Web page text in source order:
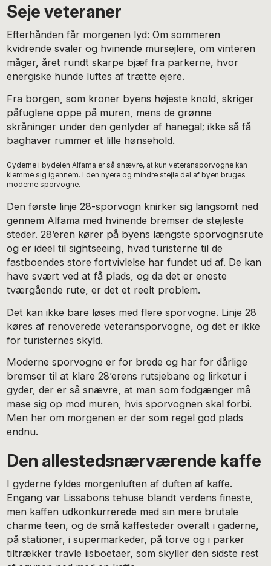
Seje veteraner
Efterhånden får morgenen lyd: Om sommeren
kvidrende svaler og hvinende mursejlere, om vinteren
måger, året rundt skarpe bjæf fra parkerne, hvor
energiske hunde luftes af trætte ejere.
Fra borgen, som kroner byens højeste knold, skriger
påfuglene oppe på muren, mens de grønne
skråninger under den genlyder af hanegal; ikke så få
baghaver rummer et lille hønsehold.
Gyderne i bydelen Alfama er så snævre, at kun veteransporvogne kan
klemme sig igennem. I den nyere og mindre stejle del af byen bruges
moderne sporvogne.
Den første linje 28-sporvogn knirker sig langsomt ned
gennem Alfama med hvinende bremser de stejleste
steder. 28’eren kører på byens længste sporvognsrute
og er ideel til sightseeing, hvad turisterne til de
fastboendes store fortvivlelse har fundet ud af. De kan
have svært ved at få plads, og da det er eneste
tværgående rute, er det et reelt problem.
Det kan ikke bare løses med flere sporvogne. Linje 28
køres af renoverede veteransporvogne, og det er ikke
for turisternes skyld.
Moderne sporvogne er for brede og har for dårlige
bremser til at klare 28’erens rutsjebane og lirketur i
gyder, der er så snævre, at man som fodgænger må
mase sig op mod muren, hvis sporvognen skal forbi.
Men her om morgenen er der som regel god plads
endnu.
Den allestedsnærværende kaffe
I gyderne fyldes morgenluften af duften af kaffe.
Engang var Lissabons tehuse blandt verdens fineste,
men kaffen udkonkurrerede med sin mere brutale
charme teen, og de små kaffesteder overalt i gaderne,
på stationer, i supermarkeder, på torve og i parker
tiltrækker travle lisboetaer, som skyller den sidste rest